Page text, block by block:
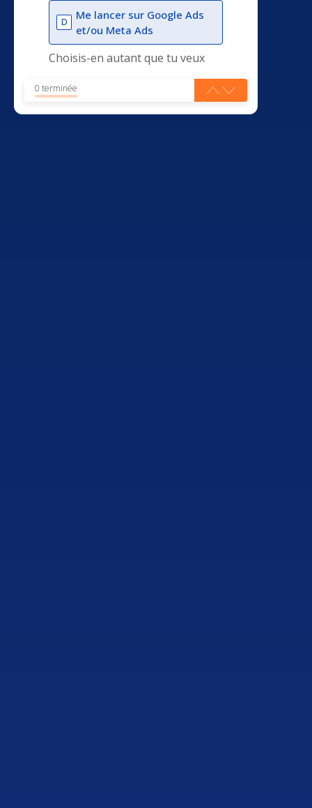
D
Me lancer sur Google Ads
et/ou Meta Ads
Choisis-en autant que tu veux
0 terminée